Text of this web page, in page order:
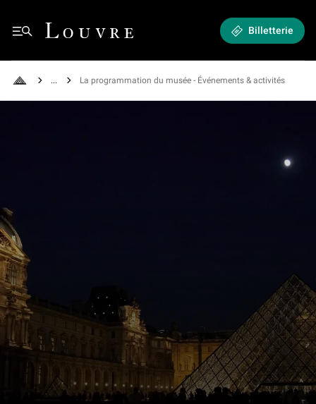
Menu
Louvre - Retour à l'accueil Billetterie
Retour à l'accueil
See all breadcrumbs
La programmation du musée - Événements & activités